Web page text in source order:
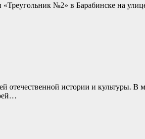
№2» в Барабинске на
истории и культуры. В